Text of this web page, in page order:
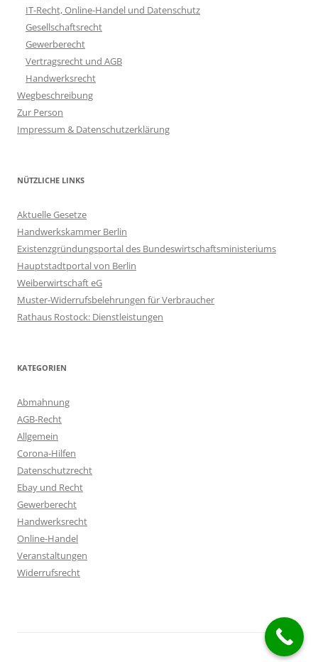
IT-Recht, Online-Handel und Datenschutz
Gesellschaftsrecht
Gewerberecht
Vertragsrecht und AGB
Handwerksrecht
Wegbeschreibung
Zur Person
Impressum & Datenschutzerklärung
NÜTZLICHE LINKS
Aktuelle Gesetze
Handwerkskammer Berlin
Existenzgründungsportal des Bundeswirtschaftsministeriums
Hauptstadtportal von Berlin
Weiberwirtschaft eG
Muster-Widerrufsbelehrungen für Verbraucher
Rathaus Rostock: Dienstleistungen
KATEGORIEN
Abmahnung
AGB-Recht
Allgemein
Corona-Hilfen
Datenschutzrecht
Ebay und Recht
Gewerberecht
Handwerksrecht
Online-Handel
Veranstaltungen
Widerrufsrecht